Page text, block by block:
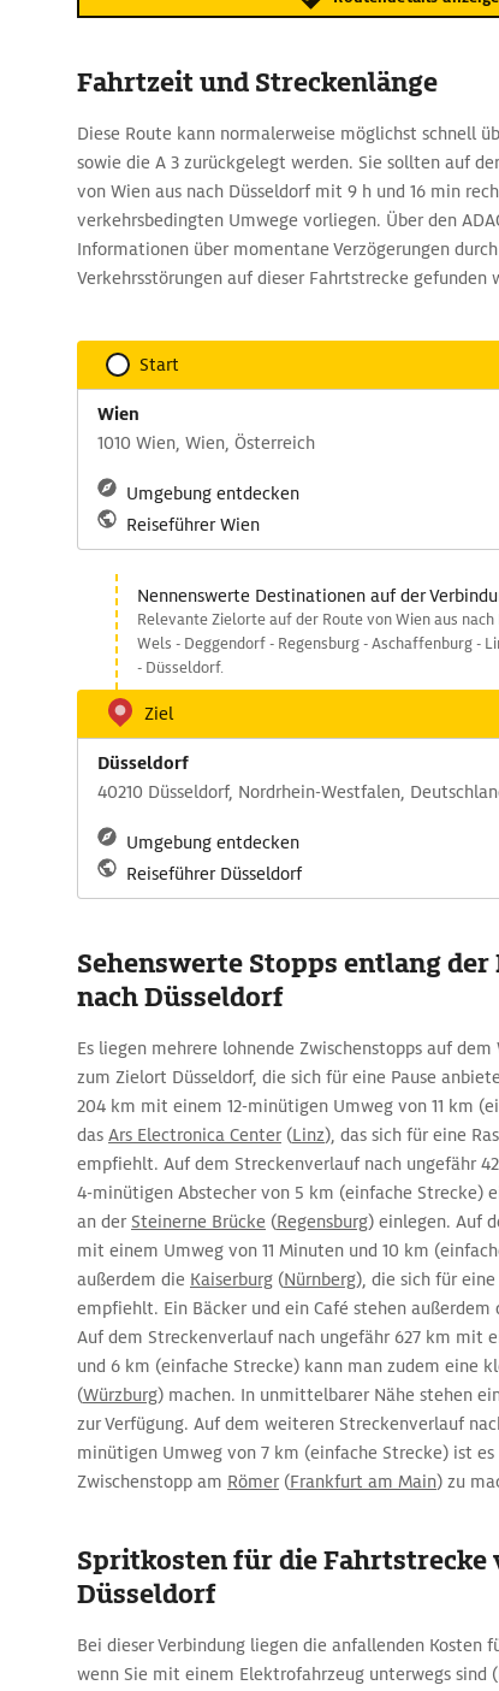
Fahrtzeit und Streckenlänge
Diese Route kann normalerweise möglichst schnell
sowie die A 3 zurückgelegt werden. Sie sollten auf
von Wien aus nach Düsseldorf mit 9 h und 16 min
verkehrsbedingten Umwege vorliegen. Über den
Informationen über momentane Verzögerungen
Verkehrsstörungen auf dieser Fahrtstrecke gefunden
Start
Wien
1010 Wien, Wien, Österreich
Umgebung entdecken
Reiseführer Wien
Nennenswerte Destinationen auf der
Relevante Zielorte auf der Route von Wien aus
Wels - Deggendorf - Regensburg - Aschaffenburg -
- Düsseldorf.
Ziel
Düsseldorf
40210 Düsseldorf, Nordrhein-Westfalen,
Umgebung entdecken
Reiseführer Düsseldorf
Sehenswerte Stopps entlang
nach Düsseldorf
Es liegen mehrere lohnende Zwischenstopps auf
zum Zielort Düsseldorf, die sich für eine Pause
204 km mit einem 12-minütigen Umweg von 11 km
das Ars Electronica Center(Linz), das sich für eine
empfiehlt. Auf dem Streckenverlauf nach ungefähr
4-minütigen Abstecher von 5 km (einfache Strecke)
an der Steinerne Brücke (Regensburg) einlegen. Auf
mit einem Umweg von 11 Minuten und 10 km
außerdem die Kaiserburg (Nürnberg), die sich für
empfiehlt. Ein Bäcker und ein Café stehen außerdem
Auf dem Streckenverlauf nach ungefähr 627 km mit
und 6 km (einfache Strecke) kann man zudem eine
(Würzburg) machen. In unmittelbarer Nähe stehen
zur Verfügung. Auf dem weiteren Streckenverlauf
minütigen Umweg von 7 km (einfache Strecke) ist
Zwischenstopp am Römer(Frankfurt am Main) zu
Spritkosten für die Fahrtstrecke
Düsseldorf
Bei dieser Verbindung liegen die anfallenden Kosten
wenn Sie mit einem Elektrofahrzeug unterwegs sind